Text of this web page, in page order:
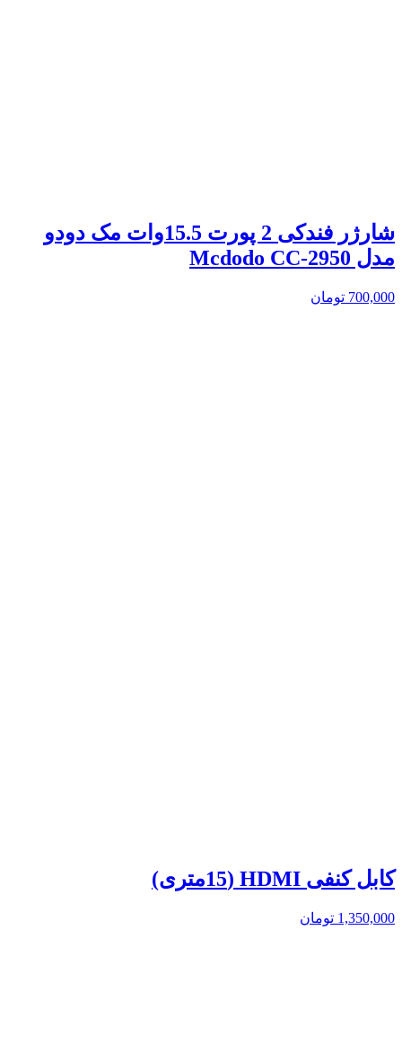
شارژر فندکی 2 پورت 15.5وات مک دودو
مدل Mcdodo CC-2950
700,000 تومان
کابل کنفی HDMI (15متری)
1,350,000 تومان